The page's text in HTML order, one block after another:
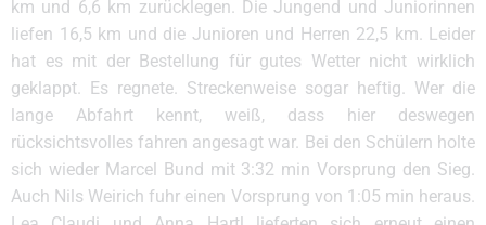
km und 6,6 km zurücklegen. Die Jungend und Juniorinnen
liefen 16,5 km und die Junioren und Herren 22,5 km. Leider
hat es mit der Bestellung für gutes Wetter nicht wirklich
geklappt. Es regnete. Streckenweise sogar heftig. Wer die
lange Abfahrt kennt, weiß, dass hier deswegen
rücksichtsvolles fahren angesagt war. Bei den Schülern holte
sich wieder Marcel Bund mit 3:32 min Vorsprung den Sieg.
Auch Nils Weirich fuhr einen Vorsprung von 1:05 min heraus.